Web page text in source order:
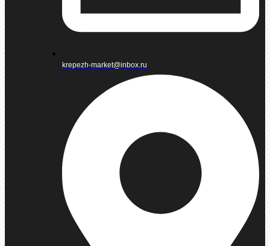
krepezh-market@inbox.ru